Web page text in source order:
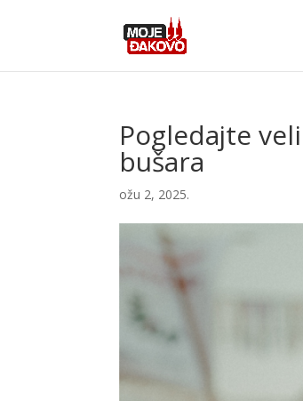
Pogledajte
bušara
ožu 2, 2025.